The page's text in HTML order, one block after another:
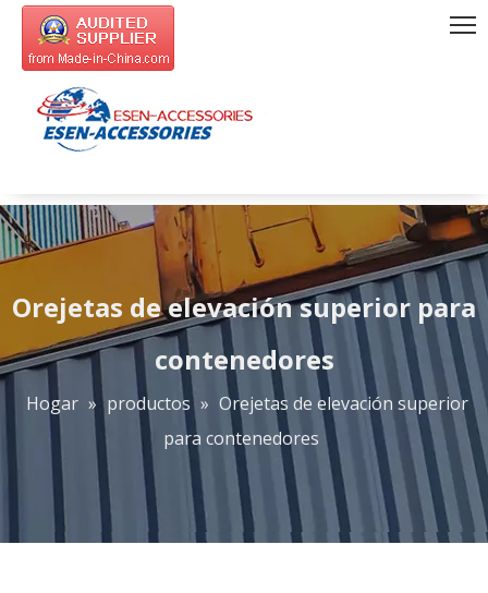
Orejetas de elevación superior para
contenedores
Hogar » productos » Orejetas de elevación superior
para contenedores